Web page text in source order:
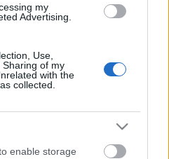
my
Advertising.
Use,
of my
with the
collected.
enable storage
Online blog
book formátumban. 20